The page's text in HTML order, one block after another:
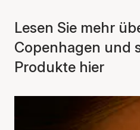
Lesen Sie mehr
Copenhagen und
Produkte hier